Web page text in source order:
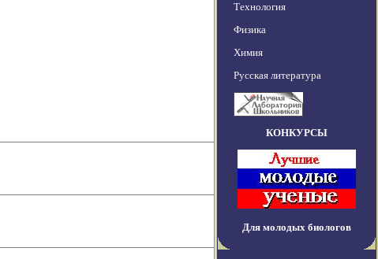
Технология
Физика
Химия
Русская литература
КОНКУРСЫ
Для молодых биологов